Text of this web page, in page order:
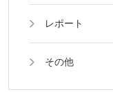
レポート
その他